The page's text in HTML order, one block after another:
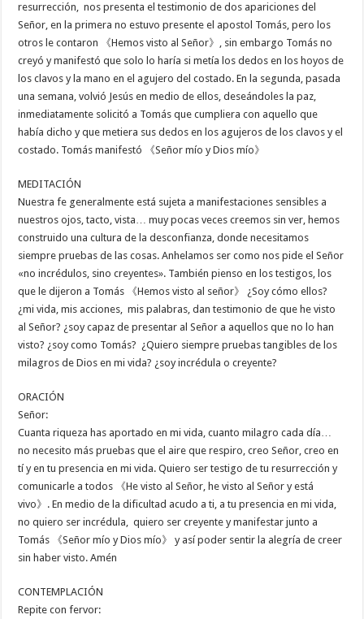
resurrección, nos presenta el testimonio de dos apariciones del
Señor, en la primera no estuvo presente el apostol Tomás, pero los
otros le contaron 《Hemos visto al Señor》, sin embargo Tomás no
creyó y manifestó que solo lo haría si metía los dedos en los hoyos de
los clavos y la mano en el agujero del costado. En la segunda, pasada
una semana, volvió Jesús en medio de ellos, deseándoles la paz,
inmediatamente solicitó a Tomás que cumpliera con aquello que
había dicho y que metiera sus dedos en los agujeros de los clavos y el
costado. Tomás manifestó 《Señor mío y Dios mío》
MEDITACIÓN
Nuestra fe generalmente está sujeta a manifestaciones sensibles a
nuestros ojos, tacto, vista… muy pocas veces creemos sin ver, hemos
construido una cultura de la desconfianza, donde necesitamos
siempre pruebas de las cosas. Anhelamos ser como nos pide el Señor
«no incrédulos, sino creyentes». También pienso en los testigos, los
que le dijeron a Tomás 《Hemos visto al señor》 ¿Soy cómo ellos?
¿mi vida, mis acciones, mis palabras, dan testimonio de que he visto
al Señor? ¿soy capaz de presentar al Señor a aquellos que no lo han
visto? ¿soy como Tomás? ¿Quiero siempre pruebas tangibles de los
milagros de Dios en mi vida? ¿soy incrédula o creyente?
ORACIÓN
Señor:
Cuanta riqueza has aportado en mi vida, cuanto milagro cada día…
no necesito más pruebas que el aire que respiro, creo Señor, creo en
tí y en tu presencia en mi vida. Quiero ser testigo de tu resurrección y
comunicarle a todos 《He visto al Señor, he visto al Señor y está
vivo》. En medio de la dificultad acudo a ti, a tu presencia en mi vida,
no quiero ser incrédula, quiero ser creyente y manifestar junto a
Tomás 《Señor mío y Dios mío》 y así poder sentir la alegría de creer
sin haber visto. Amén
CONTEMPLACIÓN
Repite con fervor: